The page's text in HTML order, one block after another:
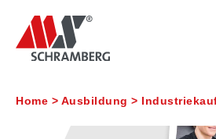
Home > Ausbildung >